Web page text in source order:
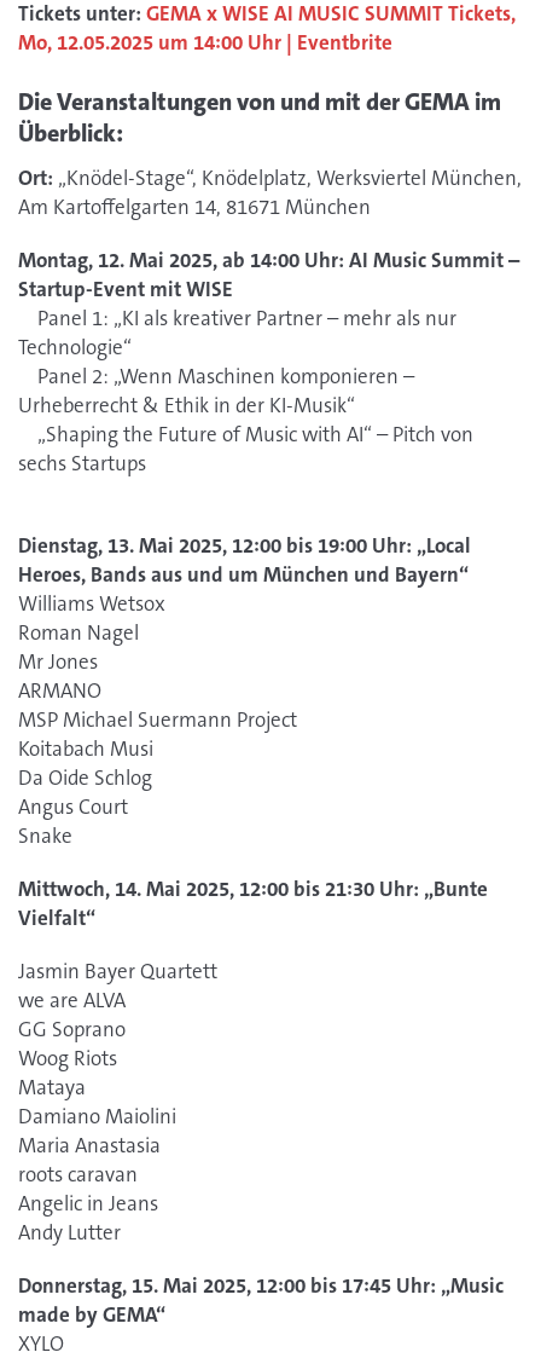
Tickets unter: GEMA x WISE AI MUSIC SUMMIT Tickets,
Mo, 12.05.2025 um 14:00 Uhr | Eventbrite
Die Veranstaltungen von und mit der GEMA im
Überblick:
Ort: „Knödel-Stage“, Knödelplatz, Werksviertel München,
Am Kartoffelgarten 14, 81671 München
Montag, 12. Mai 2025, ab 14:00 Uhr: AI Music Summit –
Startup-Event mit WISE
Panel 1: „KI als kreativer Partner – mehr als nur
Technologie“
Panel 2: „Wenn Maschinen komponieren –
Urheberrecht & Ethik in der KI-Musik“
„Shaping the Future of Music with AI“ – Pitch von
sechs Startups
Dienstag, 13. Mai 2025, 12:00 bis 19:00 Uhr: „Local
Heroes, Bands aus und um München und Bayern“
Williams Wetsox
Roman Nagel
Mr Jones
ARMANO
MSP Michael Suermann Project
Koitabach Musi
Da Oide Schlog
Angus Court
Snake
Mittwoch, 14. Mai 2025, 12:00 bis 21:30 Uhr: „Bunte
Vielfalt“
Jasmin Bayer Quartett
we are ALVA
GG Soprano
Woog Riots
Mataya
Damiano Maiolini
Maria Anastasia
roots caravan
Angelic in Jeans
Andy Lutter
Donnerstag, 15. Mai 2025, 12:00 bis 17:45 Uhr: „Music
made by GEMA“
XYLO